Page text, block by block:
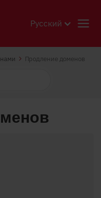
Русский
Продление доменов